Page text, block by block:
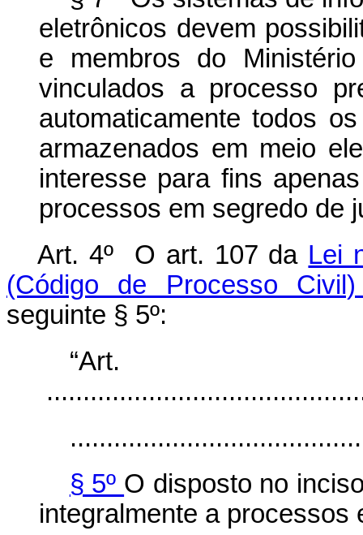
eletrônicos devem
e membros do
vinculados a processo
automaticamente todos
armazenados em meio
interesse para fins
processos em segredo de
Art. 4º O art. 107 da Lei
(Código de Processo
seguinte § 5º:
§ 5º O disposto no
integralmente a processos